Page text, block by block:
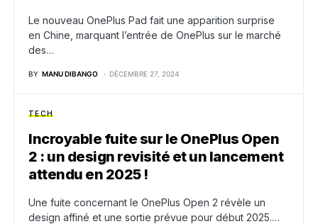
Le nouveau OnePlus Pad fait une apparition surprise
en Chine, marquant l’entrée de OnePlus sur le marché
des…
BY MANU DIBANGO DÉCEMBRE 27, 2024
TECH
Incroyable fuite sur le OnePlus Open
2 : un design revisité et un lancement
attendu en 2025 !
Une fuite concernant le OnePlus Open 2 révèle un
design affiné et une sortie prévue pour début 2025.…